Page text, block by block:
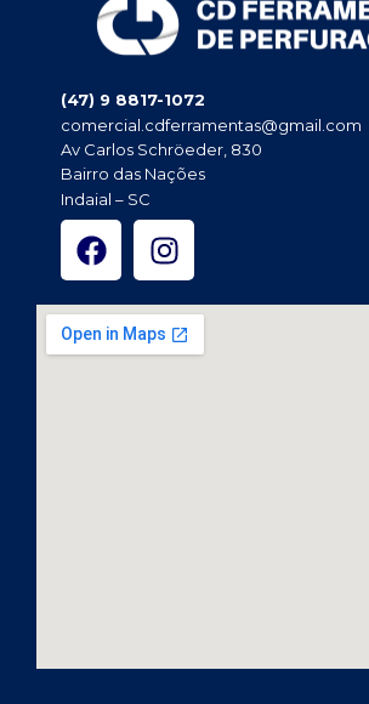
(47) 9 8817-1072
comercial.cdferramentas@gmail.com
Av Carlos Schröeder, 830
Bairro das Nações
Indaial – SC